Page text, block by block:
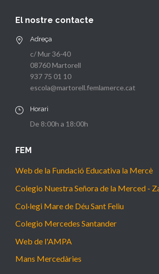
El nostre contacte
Adreça
c/ Mur 36-40
08760 Martorell
937 75 01 10
escola@martorell.femlamerce.cat
Horari
De 8:00h a 18:00h
FEM
Web de la Fundació Educativa la Mercè
Colegio Nuestra Señora de la Merced -
Col·legi Mare de Déu Sant Feliu
Colegio Mercedes Santander
Web de l'AMPA
Mans Mercedàries